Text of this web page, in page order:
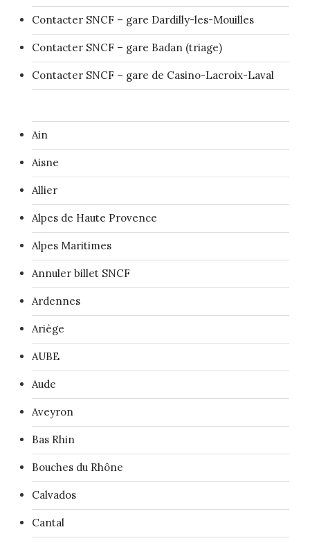
Contacter SNCF – gare Dardilly-les-Mouilles
Contacter SNCF – gare Badan (triage)
Contacter SNCF – gare de Casino-Lacroix-Laval
Ain
Aisne
Allier
Alpes de Haute Provence
Alpes Maritimes
Annuler billet SNCF
Ardennes
Ariège
AUBE
Aude
Aveyron
Bas Rhin
Bouches du Rhône
Calvados
Cantal